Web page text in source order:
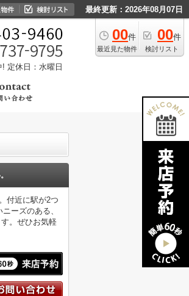
最終更新：2026年08月07日
00件
最近見た物件
00件
検討リスト
! 定休日：水曜日
付近に駅が2つ
ーズのある、
。ぜひお気軽